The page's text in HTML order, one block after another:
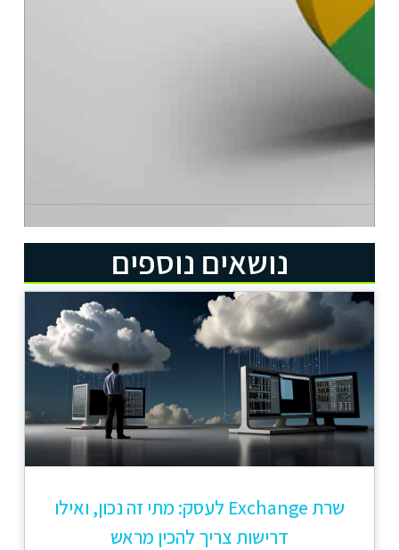
נושאים נוספים
שרת Exchange לעסק: מתי זה נכון, ואילו
דרישות צריך להכין מראש